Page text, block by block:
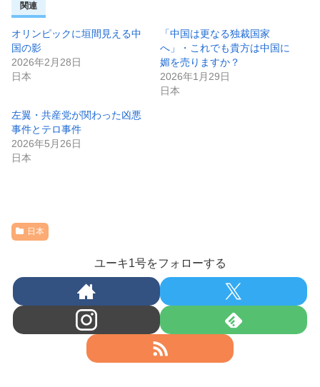
関連
オリンピックに垣間見える中
国の影
2026年2月28日
日本
「中国は更なる独裁国家
へ」・これでも貴方は中国に
媚を売りますか？
2026年1月29日
日本
左翼・共産党が関わった凶悪
事件とテロ事件
2026年5月26日
日本
日本
ユーキ1号をフォローする